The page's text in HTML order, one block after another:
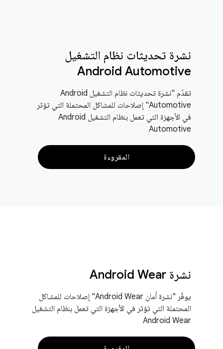
نشرة تحديثات نظام التشغيل
Android Automotive
تقدّم "نشرة تحديثات نظام التشغيل Android
Automotive" إصلاحات للمشاكل المحتملة التي تؤثر
في الأجهزة التي تعمل بنظام التشغيل Android
Automotive
المقروءة
نشرة Android Wear
يوفّر "نشرة أمان Android Wear" إصلاحات للمشاكل
المحتملة التي تؤثر في الأجهزة التي تعمل بنظام التشغيل
Android Wear